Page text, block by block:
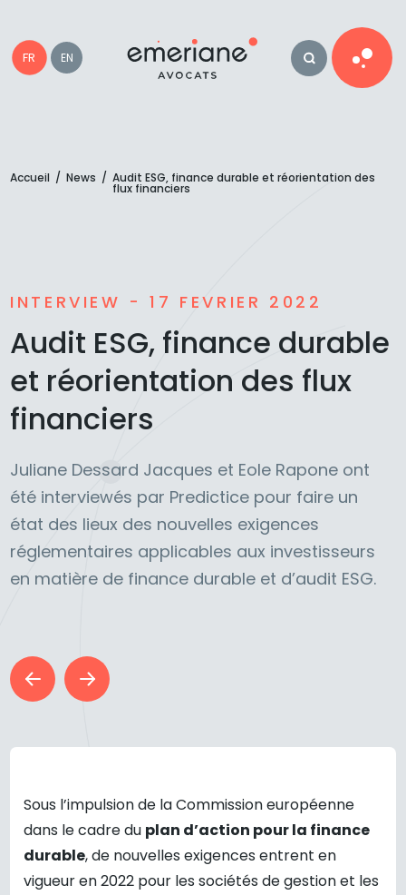
FR EN
Accueil / News / Audit ESG, finance durable et réorientation des
flux financiers
INTERVIEW - 17 FEVRIER 2022
Audit ESG, finance durable
et réorientation des flux
financiers
Juliane Dessard Jacques et Eole Rapone ont
été interviewés par Predictice pour faire un
état des lieux des nouvelles exigences
réglementaires applicables aux investisseurs
en matière de finance durable et d’audit ESG.
Sous l’impulsion de la Commission européenne
dans le cadre du plan d’action pour la finance
durable, de nouvelles exigences entrent en
vigueur en 2022 pour les sociétés de gestion et les